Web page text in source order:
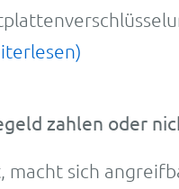
zahlen oder
sich